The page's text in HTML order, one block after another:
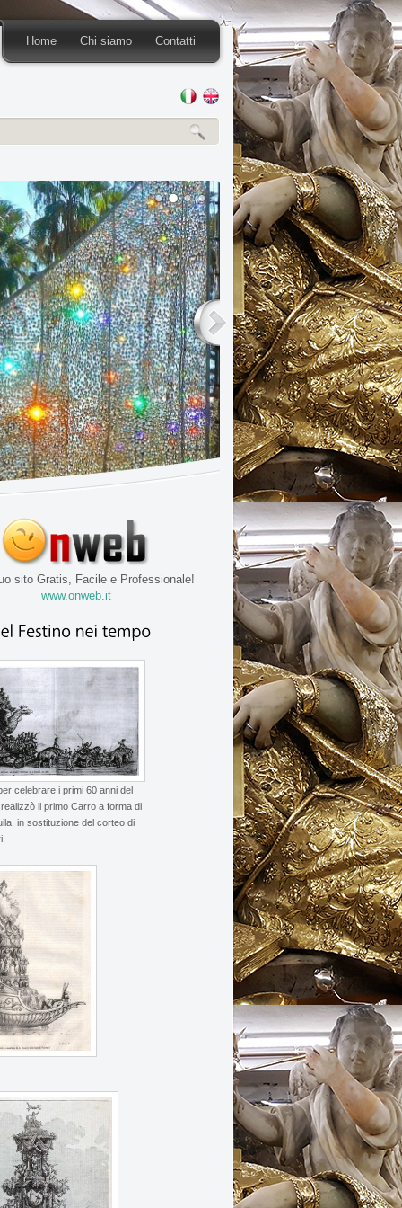
Home Chi siamo Contatti
sito Gratis, Facile e Professionale!
www.onweb.it
celebrare i primi 60 anni del
il primo Carro a forma di
in sostituzione del corteo di